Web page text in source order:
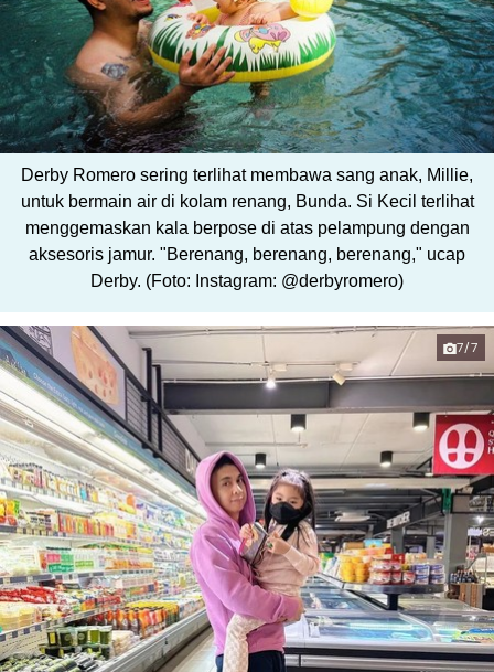
Derby Romero sering terlihat membawa sang anak, Millie,
untuk bermain air di kolam renang, Bunda. Si Kecil terlihat
menggemaskan kala berpose di atas pelampung dengan
aksesoris jamur. "Berenang, berenang, berenang," ucap
Derby. (Foto: Instagram: @derbyromero)
7/7